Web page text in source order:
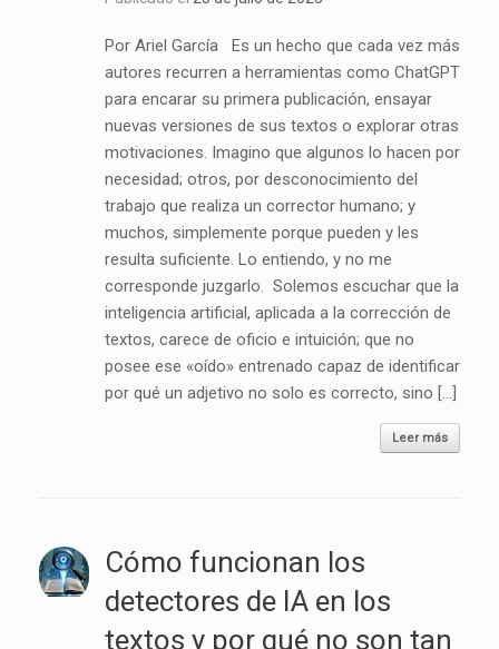
Por Ariel García Es un hecho que cada vez más
autores recurren a herramientas como ChatGPT
para encarar su primera publicación, ensayar
nuevas versiones de sus textos o explorar otras
motivaciones. Imagino que algunos lo hacen por
necesidad; otros, por desconocimiento del
trabajo que realiza un corrector humano; y
muchos, simplemente porque pueden y les
resulta suficiente. Lo entiendo, y no me
corresponde juzgarlo. Solemos escuchar que la
inteligencia artificial, aplicada a la corrección de
textos, carece de oficio e intuición; que no
posee ese «oído» entrenado capaz de identificar
por qué un adjetivo no solo es correcto, sino […]
Leer más
Cómo funcionan los
detectores de IA en los
textos y por qué no son tan